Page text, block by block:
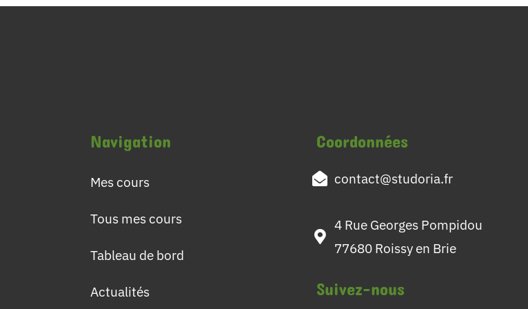
Navigation
Mes cours
Tous mes cours
Tableau de bord
Actualités
Coordonnées
contact@studoria.fr
4 Rue Georges Pompidou
77680 Roissy en Brie
Suivez-nous